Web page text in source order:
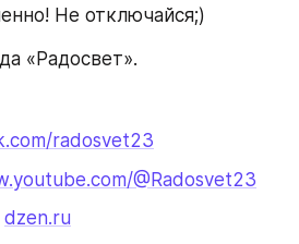
Не отключайся;)
«Радосвет».
radosvet23
@Radosvet23
dzen.ru